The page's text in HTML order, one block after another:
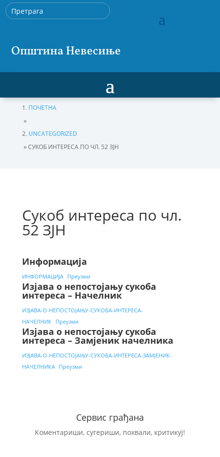
Општина Невесиње
ПОЧЕТНА
»
UNCATEGORIZED
»СУКОБ ИНТЕРЕСА ПО ЧЛ. 52 ЗЈН
Сукоб интереса по чл.
52 ЗЈН
Информација
ИНФОРМАЦИЈА Преузми
Изјава о непостојању сукоба
интереса – Начелник
ИЗЈАВА-О-НЕПОСТОЈАЊУ-СУКОБА-ИНТЕРЕСА-
НАЧЕЛНИК
Преузми
Изјава о непостојању сукоба
интереса – Замјеник начелника
ИЗЈАВА-О-НЕПОСТОЈАЊУ-СУКОБА-ИНТЕРЕСА-ЗАМЈЕНИК-
НАЧЕЛНИКА
Преузми
Сервис грађана
Коментариши, сугериши, похвали, критикуј!